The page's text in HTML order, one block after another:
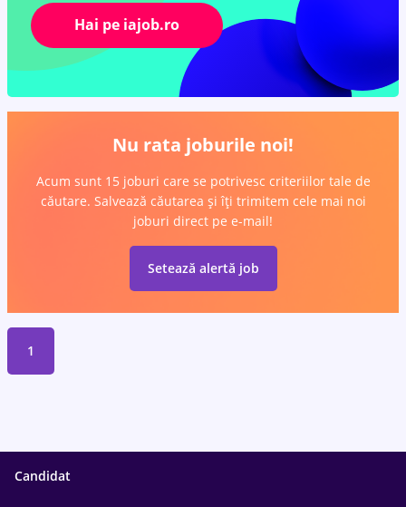
Hai pe iajob.ro
Nu rata joburile noi!
Acum sunt 15 joburi care se potrivesc criteriilor tale de
căutare. Salvează căutarea și îți trimitem cele mai noi
joburi direct pe e-mail!
Setează alertă job
1
Candidat